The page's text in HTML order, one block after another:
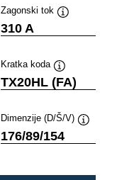
Zagonski tok
310 A
Kratka koda
Namig
TX20HL (FA)
Dimenzije (D/Š/V)
176/89/154